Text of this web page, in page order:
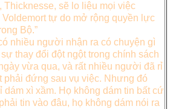
Thicknesse, sẽ lo liệu mọi việc
tự do mở rộng quyền lực
Bộ.”
nhiều người nhận ra có chuyện gì
thay đổi đột ngột trong chính sách
vừa qua, và rất nhiều người đã rỉ
phải đứng sau vụ việc. Nhưng đó
dám xì xầm. Họ không dám tin bất cứ
tin vào đâu, họ không dám nói ra